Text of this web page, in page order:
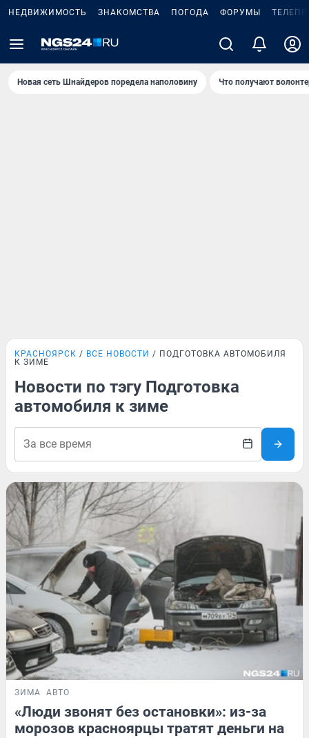
НЕДВИЖИМОСТЬ ЗНАКОМСТВА ПОГОДА ФОРУМЫ
Новая сеть Шнайдеров поредела наполовину Что получают
КРАСНОЯРСК ВСЕ НОВОСТИ
ПОДГОТОВКА АВТОМОБИЛЯ
К ЗИМЕ
Новости по тэгу Подготовка
автомобиля к зиме
ЗИМА АВТО
«Люди звонят без остановки»: из-за
морозов красноярцы тратят деньги на